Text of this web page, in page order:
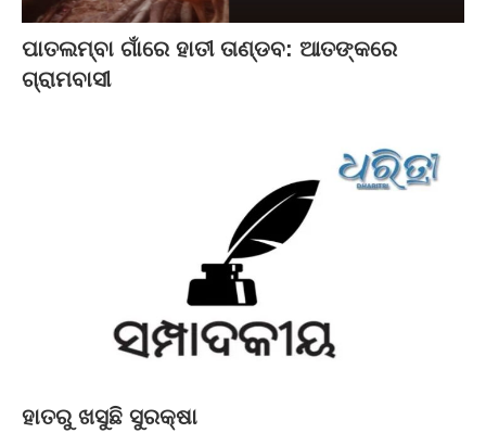
ପାତଲମ୍ବା ଗାଁରେ ହାତୀ ତାଣ୍ଡବ: ଆତଙ୍କରେ
ଗ୍ରାମବାସୀ
ହାତରୁ ଖସୁଛି ସୁରକ୍ଷା